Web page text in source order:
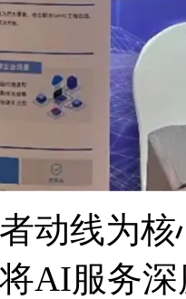
动线为核
将AI服